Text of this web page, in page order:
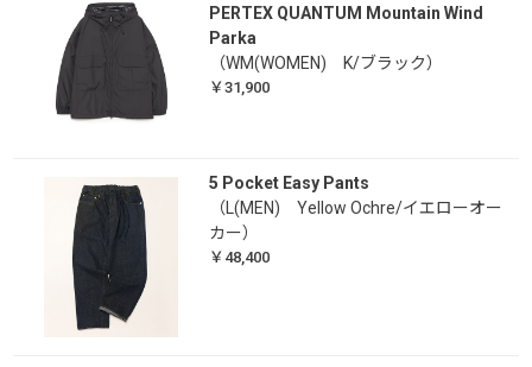
PERTEX QUANTUM Mountain Wind
Parka
（WM(WOMEN) K/ブラック）
￥31,900
5 Pocket Easy Pants
（L(MEN) Yellow Ochre/イエローオー
カー）
￥48,400